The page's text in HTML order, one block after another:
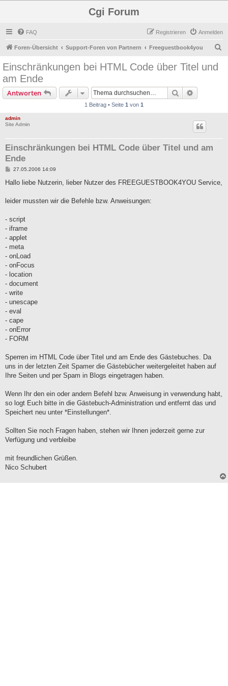
Cgi Forum
FAQ Anmelden
Registrieren
Foren-Übersicht Support-Foren von Partnern Freeguestbook4you
Einschränkungen bei HTML Code über Titel und
am Ende
Antworten Suche
1 Beitrag • Seite 1 von 1
admin
Site Admin
Einschränkungen bei HTML Code über Titel und am
Ende
B
i
a
27.05.2006 14:09
Hallo liebe Nutzerin, lieber Nutzer des FREEGUESTBOOK4YOU Service,
leider mussten wir die Befehle bzw. Anweisungen:
- script
- iframe
- applet
- meta
- onLoad
- onFocus
- location
- document
- write
- unescape
- eval
- cape
- onError
- FORM
Sperren im HTML Code über Titel und am Ende des Gästebuches. Da
uns in der letzten Zeit Spamer die Gästebücher weitergeleitet haben auf
Ihre Seiten und per Spam in Blogs eingetragen haben.
Wenn Ihr den ein oder andern Befehl bzw. Anweisung in verwendung habt,
so logt Euch bitte in die Gästebuch-Administration und entfernt das und
Speichert neu unter *Einstellungen*.
Sollten Sie noch Fragen haben, stehen wir Ihnen jederzeit gerne zur
Verfügung und verbleibe
mit freundlichen Grüßen.
Nico Schubert